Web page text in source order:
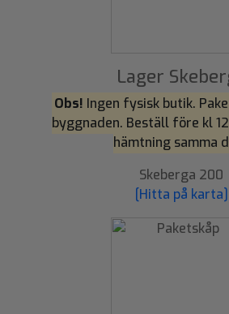
Lager
Obs! Ingen fysisk butik.
byggnaden. Beställ före kl
hämtning samma
Skeberga 200
[Hitta på karta]